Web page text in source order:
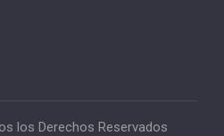
los Derechos Reservados